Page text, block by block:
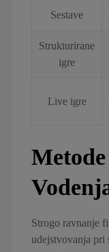
Sestave
Strukturirane
igre
Live igre
Strogo ravnanje
udejstvovanja pri